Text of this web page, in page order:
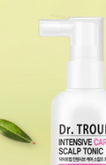
녹차/EGCG
어성초
아하/바하/파
라하